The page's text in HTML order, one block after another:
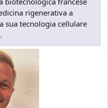
rigenerativa a
sua tecnologia cellulare